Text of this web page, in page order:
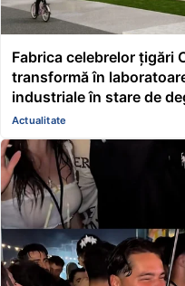
Fabrica celebrelor țigări
transformă în
industriale în stare de
educațional și științific
Actualitate